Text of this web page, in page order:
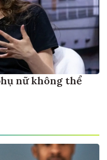
nữ không thể